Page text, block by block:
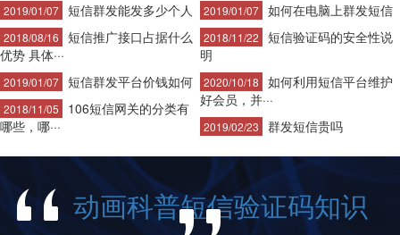
2019/01/07 短信群发能发多少个人
2018/08/16
短信推广接口占据什么
优势 具体···
2019/01/07 短信群发平台价钱如何
2018/11/05
106短信网关的分类有
哪些，哪···
2019/01/07 如何在电脑上群发短信
2018/11/22
短信验证码的安全性说
明
2020/10/18
如何利用短信平台维护
好会员，并···
2019/02/23 群发短信贵吗
动画科普短信验证码知识